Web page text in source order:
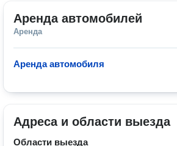
Аренда автомобилей
Аренда
Аренда автомобиля
Адреса и области выезда
Области выезда